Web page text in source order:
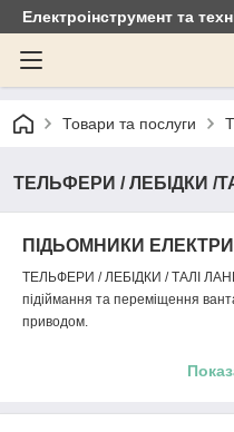
Електроінструмент та
Товари та послуги
ТЕЛЬФЕРИ / ЛЕБІДКИ /
ПІДЬОМНИКИ
ТЕЛЬФЕРИ / ЛЕБІДКИ / ТАЛІ
підіймання та переміщення
приводом.
подібних пристроїв, які можуть